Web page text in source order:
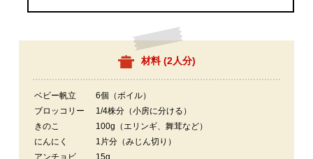
材料 (2人分)
ベビー帆立
6個（ボイル）
ブロッコリー
1/4株分（小房に分ける）
きのこ
100g（エリンギ、舞茸など）
にんにく
1片分（みじん切り）
アンチョビ
15g